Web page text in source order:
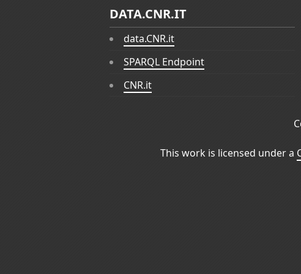
DATA.CNR.IT
data.CNR.it
SPARQL Endpoint
CNR.it
This work is licensed under a